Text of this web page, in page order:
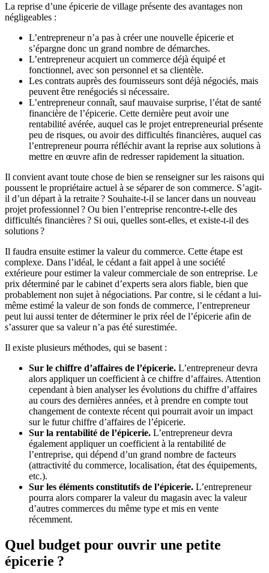
La reprise d’une épicerie de village présente des avantages non
négligeables :
L’entrepreneur n’a pas à créer une nouvelle épicerie et
s’épargne donc un grand nombre de démarches.
L’entrepreneur acquiert un commerce déjà équipé et
fonctionnel, avec son personnel et sa clientèle.
Les contrats auprès des fournisseurs sont déjà négociés, mais
peuvent être renégociés si nécessaire.
L’entrepreneur connaît, sauf mauvaise surprise, l’état de santé
financière de l’épicerie. Cette dernière peut avoir une
rentabilité avérée, auquel cas le projet entrepreneurial présente
peu de risques, ou avoir des difficultés financières, auquel cas
l’entrepreneur pourra réfléchir avant la reprise aux solutions à
mettre en œuvre afin de redresser rapidement la situation.
Il convient avant toute chose de bien se renseigner sur les raisons qui
poussent le propriétaire actuel à se séparer de son commerce. S’agit-
il d’un départ à la retraite ? Souhaite-t-il se lancer dans un nouveau
projet professionnel ? Ou bien l’entreprise rencontre-t-elle des
difficultés financières ? Si oui, quelles sont-elles, et existe-t-il des
solutions ?
Il faudra ensuite estimer la valeur du commerce. Cette étape est
complexe. Dans l’idéal, le cédant a fait appel à une société
extérieure pour estimer la valeur commerciale de son entreprise. Le
prix déterminé par le cabinet d’experts sera alors fiable, bien que
probablement non sujet à négociations. Par contre, si le cédant a lui-
même estimé la valeur de son fonds de commerce, l’entrepreneur
peut lui aussi tenter de déterminer le prix réel de l’épicerie afin de
s’assurer que sa valeur n’a pas été surestimée.
Il existe plusieurs méthodes, qui se basent :
Sur le chiffre d’affaires de l’épicerie. L’entrepreneur devra
alors appliquer un coefficient à ce chiffre d’affaires. Attention
cependant à bien analyser les évolutions du chiffre d’affaires
au cours des dernières années, et à prendre en compte tout
changement de contexte récent qui pourrait avoir un impact
sur le futur chiffre d’affaires de l’épicerie.
Sur la rentabilité de l’épicerie. L’entrepreneur devra
également appliquer un coefficient à la rentabilité de
l’entreprise, qui dépend d’un grand nombre de facteurs
(attractivité du commerce, localisation, état des équipements,
etc.).
Sur les éléments constitutifs de l’épicerie. L’entrepreneur
pourra alors comparer la valeur du magasin avec la valeur
d’autres commerces du même type et mis en vente
récemment.
Quel budget pour ouvrir une petite
épicerie ?